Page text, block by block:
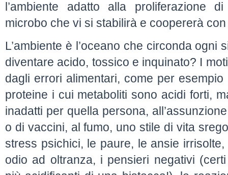
l’ambiente adatto alla proliferazione
microbo che vi si stabilirà e coopererà
L’ambiente è l’oceano che circonda ogni
diventare acido, tossico e inquinato? I
dagli errori alimentari, come per
proteine i cui metaboliti sono acidi forti,
inadatti per quella persona,
o di vaccini, al fumo, uno stile di vita
stress psichici, le paure, le ansie
odio ad oltranza, i pensieri negativi